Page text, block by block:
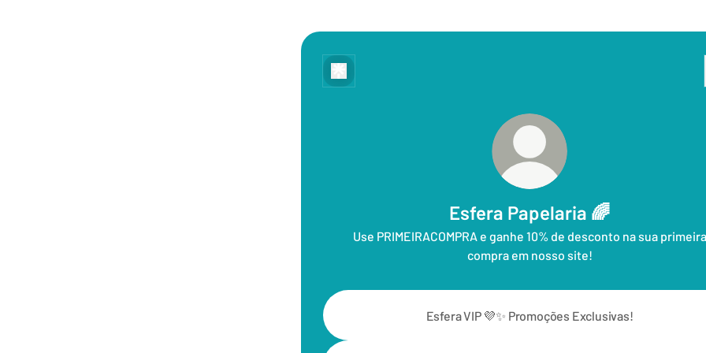
Esfera Papelaria 🌈
Use PRIMEIRACOMPRA e ganhe 10% de desconto na sua primeira
compra em nosso site!
Esfera VIP 💜✨ Promoções Exclusivas!